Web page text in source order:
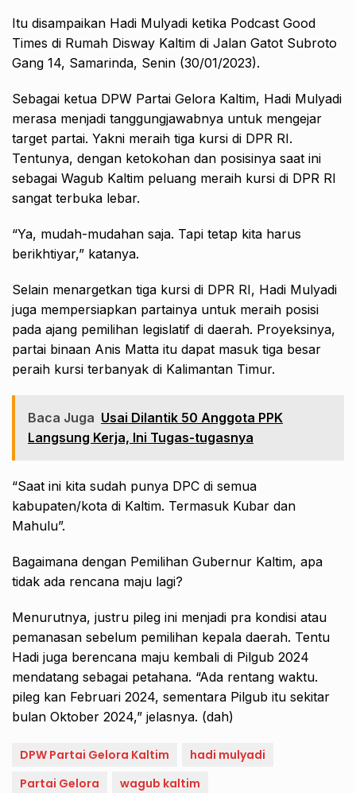
Itu disampaikan Hadi Mulyadi ketika Podcast Good
Times di Rumah Disway Kaltim di Jalan Gatot Subroto
Gang 14, Samarinda, Senin (30/01/2023).
Sebagai ketua DPW Partai Gelora Kaltim, Hadi Mulyadi
merasa menjadi tanggungjawabnya untuk mengejar
target partai. Yakni meraih tiga kursi di DPR RI.
Tentunya, dengan ketokohan dan posisinya saat ini
sebagai Wagub Kaltim peluang meraih kursi di DPR RI
sangat terbuka lebar.
“Ya, mudah-mudahan saja. Tapi tetap kita harus
berikhtiyar,” katanya.
Selain menargetkan tiga kursi di DPR RI, Hadi Mulyadi
juga mempersiapkan partainya untuk meraih posisi
pada ajang pemilihan legislatif di daerah. Proyeksinya,
partai binaan Anis Matta itu dapat masuk tiga besar
peraih kursi terbanyak di Kalimantan Timur.
Baca Juga Usai Dilantik 50 Anggota PPK
Langsung Kerja, Ini Tugas-tugasnya
“Saat ini kita sudah punya DPC di semua
kabupaten/kota di Kaltim. Termasuk Kubar dan
Mahulu”.
Bagaimana dengan Pemilihan Gubernur Kaltim, apa
tidak ada rencana maju lagi?
Menurutnya, justru pileg ini menjadi pra kondisi atau
pemanasan sebelum pemilihan kepala daerah. Tentu
Hadi juga berencana maju kembali di Pilgub 2024
mendatang sebagai petahana. “Ada rentang waktu.
pileg kan Februari 2024, sementara Pilgub itu sekitar
bulan Oktober 2024,” jelasnya. (dah)
DPW Partai Gelora Kaltim
hadi mulyadi
Partai Gelora
wagub kaltim